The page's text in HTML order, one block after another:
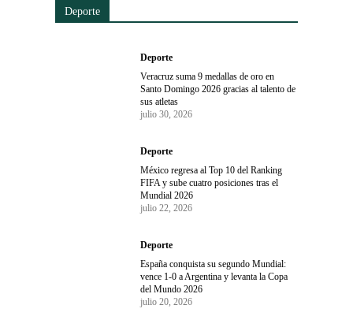
Deporte
Deporte
Veracruz suma 9 medallas de oro en
Santo Domingo 2026 gracias al talento de
sus atletas
julio 30, 2026
Deporte
México regresa al Top 10 del Ranking
FIFA y sube cuatro posiciones tras el
Mundial 2026
julio 22, 2026
Deporte
España conquista su segundo Mundial:
vence 1-0 a Argentina y levanta la Copa
del Mundo 2026
julio 20, 2026